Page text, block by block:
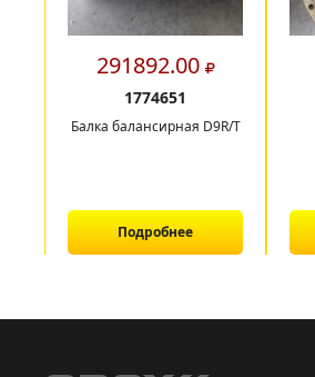
291892.00
1774651
Балка балансирная D9R/T
Подробнее